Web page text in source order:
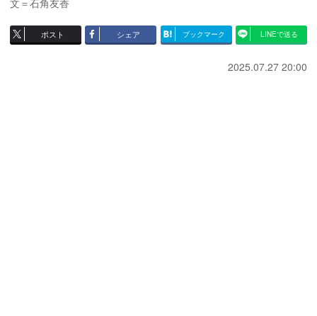
文＝石角友香
ポスト シェア ブックマーク LINEで送る
2025.07.27 20:00